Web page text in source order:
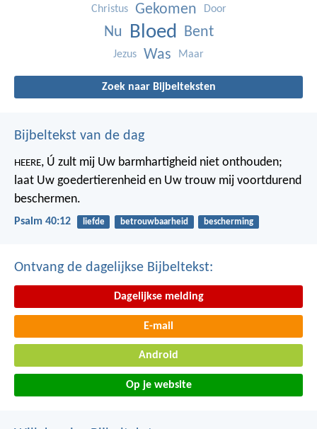
Christus Gekomen Door
Nu Bloed Bent
Jezus Was Maar
Zoek naar Bijbelteksten
Bijbeltekst van de dag
HEERE, Ú zult mij Uw barmhartigheid niet onthouden;
laat Uw goedertierenheid en Uw trouw mij voortdurend
beschermen.
Psalm 40:12 liefde betrouwbaarheid bescherming
Ontvang de dagelijkse Bijbeltekst:
Dagelijkse melding
E-mail
Android
Op je website